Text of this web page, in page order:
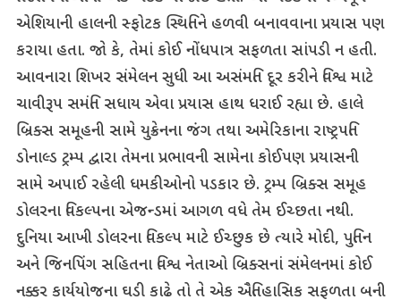
એશિયાની હાલની સ્ફોટક સ્થિતિને હળવી બનાવવાના પ્રયાસ પણ
કરાયા હતા. જો કે, તેમાં કોઈ નોંધપાત્ર સફળતા સાંપડી ન હતી.
આવનારા શિખર સંમેલન સુધી આ અસંમતિ દૂર કરીને વિશ્વ માટે
ચાવીરૂપ સમંતિ સધાય એવા પ્રયાસ હાથ ધરાઈ રહ્યા છે. હાલે
બ્રિક્સ સમૂહની સામે યુક્રેનના જંગ તથા અમેરિકાના રાષ્ટ્રપતિ
ડોનાલ્ડ ટ્રમ્પ દ્વારા તેમના પ્રભાવની સામેના કોઈપણ પ્રયાસની
સામે અપાઈ રહેલી ધમકીઓનો પડકાર છે. ટ્રમ્પ બ્રિક્સ સમૂહ
ડોલરના વિકલ્પના એજન્ડમાં આગળ વધે તેમ ઈચ્છતા નથી.
દુનિયા આખી ડોલરના વિકલ્પ માટે ઈચ્છુક છે ત્યારે મોદી, પુતિન
અને જિનપિંગ સહિતના વિશ્વ નેતાઓ બ્રિક્સનાં સંમેલનમાં કોઈ
નક્કર કાર્યયોજના ઘડી કાઢે તો તે એક ઐતિહાસિક સફળતા બની